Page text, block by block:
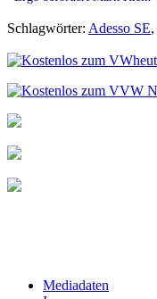
Schlagwörter: Adesso SE,
Mediadaten